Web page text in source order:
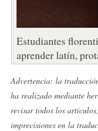
Estudiantes
aprender latín,
Advertencia: la
ha realizado mediante
revisar todos los
imprecisiones en la